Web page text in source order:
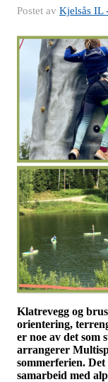
Postet av Kjelsås IL
Klatrevegg og
orientering,
er noe av det som
arrangerer
sommerferien.
samarbeid med